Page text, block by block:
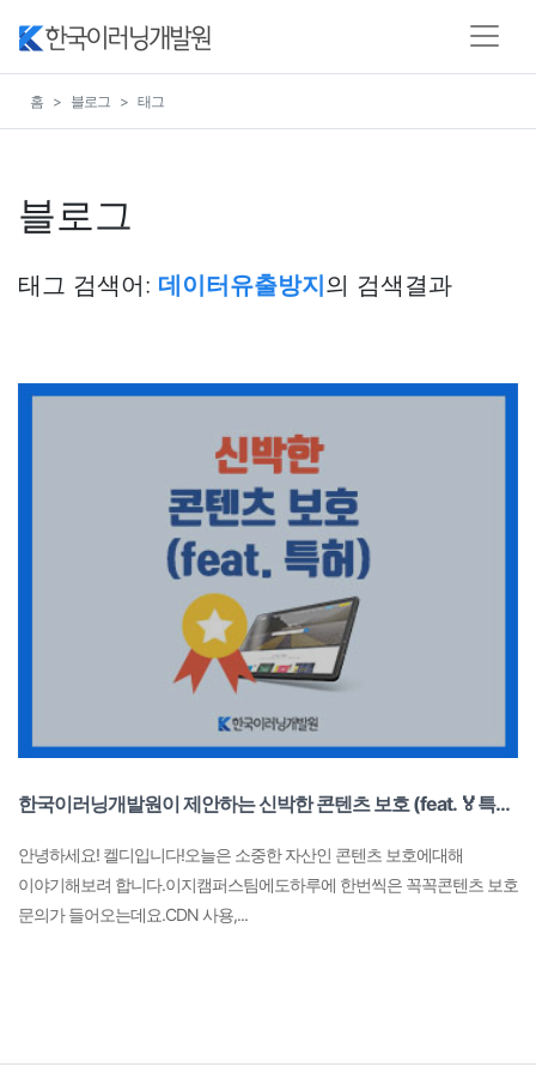
홈 블로그 태그
블로그
태그 검색어: 데이터유출방지의 검색결과
한국이러닝개발원이 제안하는 신박한 콘텐츠 보호 (feat. 🏅특허)
안녕하세요! 켈디입니다!오늘은 소중한 자산인 콘텐츠 보호에대해
이야기해보려 합니다.이지캠퍼스팀에도하루에 한번씩은 꼭꼭콘텐츠 보호
문의가 들어오는데요.CDN 사용,...